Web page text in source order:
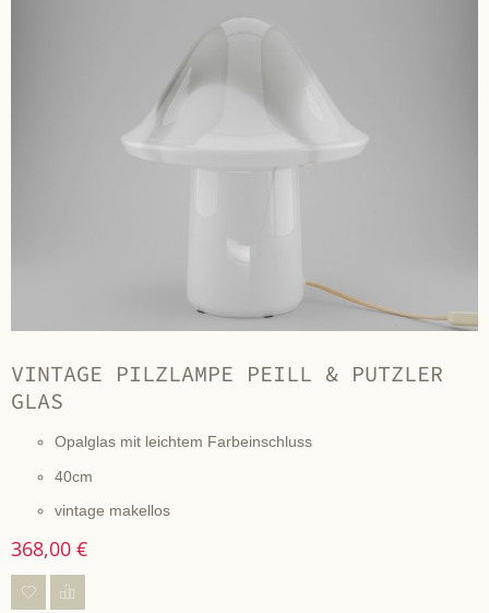
VINTAGE PILZLAMPE PEILL & PUTZLER
GLAS
Opalglas mit leichtem Farbeinschluss
40cm
vintage makellos
368,00 €